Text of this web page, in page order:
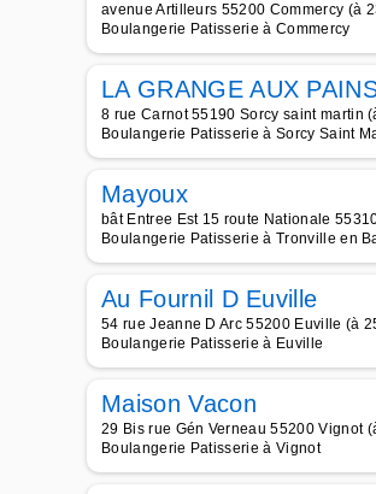
avenue Artilleurs 55200 Commercy (à
Boulangerie Patisserie à Commercy
LA GRANGE AUX
8 rue Carnot 55190 Sorcy saint martin
Boulangerie Patisserie à Sorcy Saint
Mayoux
bât Entree Est 15 route Nationale
Boulangerie Patisserie à Tronville en
Au Fournil D Euville
54 rue Jeanne D Arc 55200 Euville (à
Boulangerie Patisserie à Euville
Maison Vacon
29 Bis rue Gén Verneau 55200 Vignot
Boulangerie Patisserie à Vignot